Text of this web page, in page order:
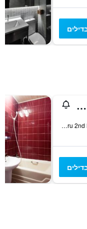
Modern Plaza Hotel
No.332, Jiuru 2nd Rd., Sanmin District, קאושיונג, טייוואן